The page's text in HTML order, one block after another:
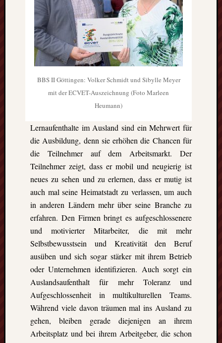
BBS II Göttingen: Volker Schmidt und Sibylle Meyer
mit der ECVET-Auszeichnung (Foto Marleen
Heumann)
Lernaufenthalte im Ausland sind ein Mehrwert für
die Ausbildung, denn sie erhöhen die Chancen für
die Teilnehmer auf dem Arbeitsmarkt. Der
Teilnehmer zeigt, dass er mobil und neugierig ist
neues zu sehen und zu erlernen, dass er mutig ist
auch mal seine Heimatstadt zu verlassen, um auch
in anderen Ländern mehr über seine Branche zu
erfahren. Den Firmen bringt es aufgeschlossenere
und motivierter Mitarbeiter, die mit mehr
Selbstbewusstsein und Kreativität den Beruf
ausüben und sich sogar stärker mit ihrem Betrieb
oder Unternehmen identifizieren. Auch sorgt ein
Auslandsaufenthalt für mehr Toleranz und
Aufgeschlossenheit in multikulturellen Teams.
Während viele davon träumen mal ins Ausland zu
gehen, bleiben gerade diejenigen an ihrem
Arbeitsplatz und bei ihrem Arbeitgeber, die schon